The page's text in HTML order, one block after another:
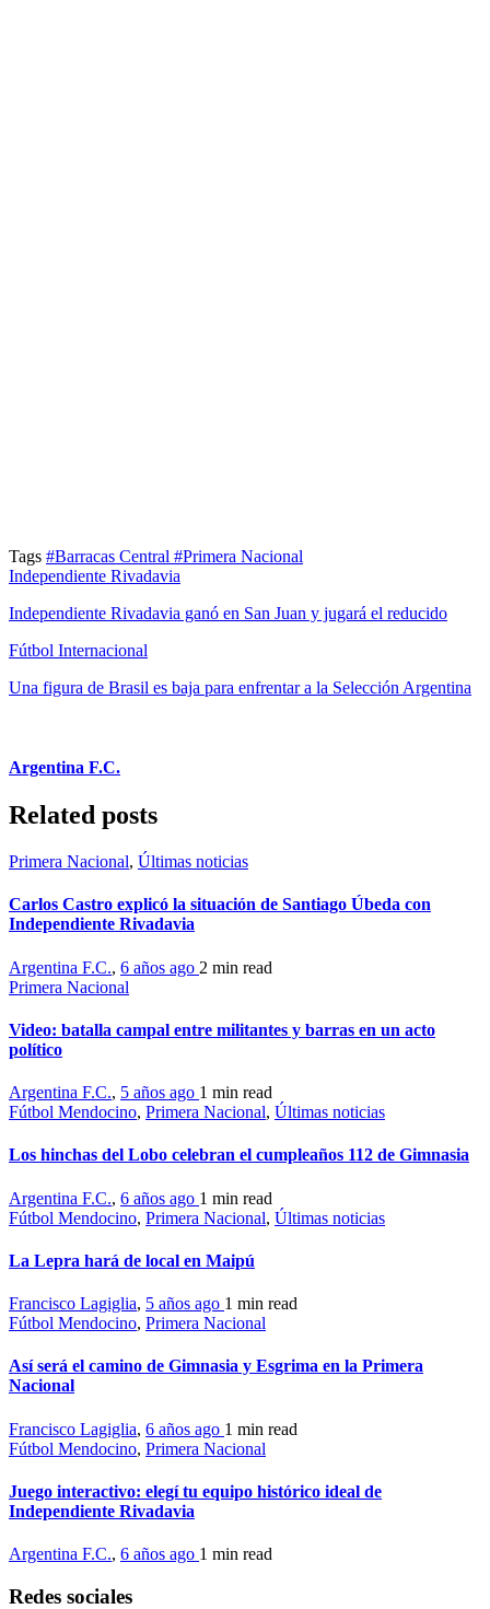
Tags #Barracas Central #Primera Nacional
Independiente Rivadavia
Independiente Rivadavia ganó en San Juan y jugará el reducido
Fútbol Internacional
Una figura de Brasil es baja para enfrentar a la Selección Argentina
Argentina F.C.
Related posts
Primera Nacional, Últimas noticias
Carlos Castro explicó la situación de Santiago Úbeda con
Independiente Rivadavia
Argentina F.C., 6 años ago 2 min read
Primera Nacional
Video: batalla campal entre militantes y barras en un acto
político
Argentina F.C., 5 años ago 1 min read
Fútbol Mendocino, Primera Nacional, Últimas noticias
Los hinchas del Lobo celebran el cumpleaños 112 de Gimnasia
Argentina F.C., 6 años ago 1 min read
Fútbol Mendocino, Primera Nacional, Últimas noticias
La Lepra hará de local en Maipú
Francisco Lagiglia, 5 años ago 1 min read
Fútbol Mendocino, Primera Nacional
Así será el camino de Gimnasia y Esgrima en la Primera
Nacional
Francisco Lagiglia, 6 años ago 1 min read
Fútbol Mendocino, Primera Nacional
Juego interactivo: elegí tu equipo histórico ideal de
Independiente Rivadavia
Argentina F.C., 6 años ago 1 min read
Redes sociales